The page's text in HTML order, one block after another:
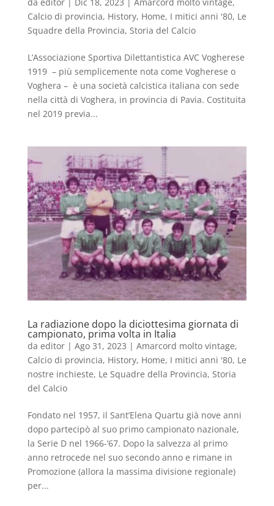
Calcio di provincia, History, Home, I mitici anni '80, Le
Squadre della Provincia, Storia del Calcio
L’Associazione Sportiva Dilettantistica AVC Vogherese
1919 – più semplicemente nota come Vogherese o
Voghera – è una società calcistica italiana con sede
nella città di Voghera, in provincia di Pavia. Costituita
nel 2019 previa...
La radiazione dopo la diciottesima giornata di
campionato, prima volta in Italia
da editor| Ago 31, 2023 | Amarcord molto vintage,
Calcio di provincia, History, Home, I mitici anni '80, Le
nostre inchieste, Le Squadre della Provincia, Storia
del Calcio
Fondato nel 1957, il Sant’Elena Quartu già nove anni
dopo partecipò al suo primo campionato nazionale,
la Serie D nel 1966-’67. Dopo la salvezza al primo
anno retrocede nel suo secondo anno e rimane in
Promozione (allora la massima divisione regionale)
per...